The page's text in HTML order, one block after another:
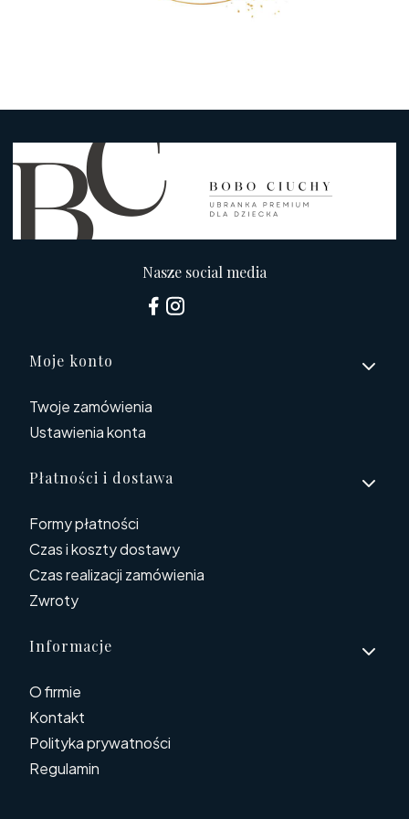
Nasze social media
Linki w stopce
Moje konto
Twoje zamówienia
Ustawienia konta
Płatności i dostawa
Formy płatności
Czas i koszty dostawy
Czas realizacji zamówienia
Zwroty
Informacje
O firmie
Kontakt
Polityka prywatności
Regulamin